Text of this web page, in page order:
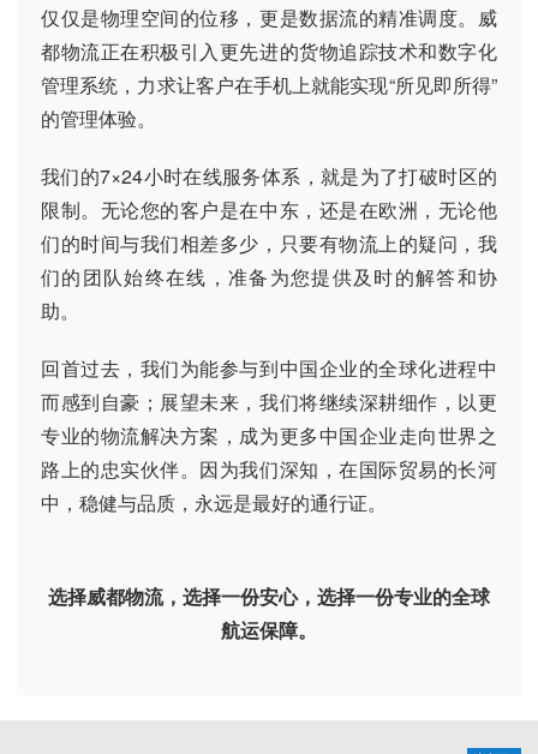
仅仅是物理空间的位移，更是数据流的精准调度。威
都物流正在积极引入更先进的货物追踪技术和数字化
管理系统，力求让客户在手机上就能实现“所见即所得”
的管理体验。
我们的7×24小时在线服务体系，就是为了打破时区的
限制。无论您的客户是在中东，还是在欧洲，无论他
们的时间与我们相差多少，只要有物流上的疑问，我
们的团队始终在线，准备为您提供及时的解答和协
助。
回首过去，我们为能参与到中国企业的全球化进程中
而感到自豪；展望未来，我们将继续深耕细作，以更
专业的物流解决方案，成为更多中国企业走向世界之
路上的忠实伙伴。因为我们深知，在国际贸易的长河
中，稳健与品质，永远是最好的通行证。
选择威都物流，选择一份安心，选择一份专业的全球
航运保障。